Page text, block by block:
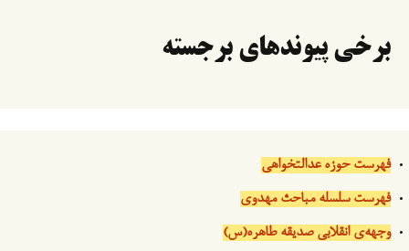
برخی پیوندهای برجسته
فهرست حوزه عدالتخواهی
فهرست سلسله مباحث مهدوی
وجهه‌ی انقلابی صدیقه طاهره(س)